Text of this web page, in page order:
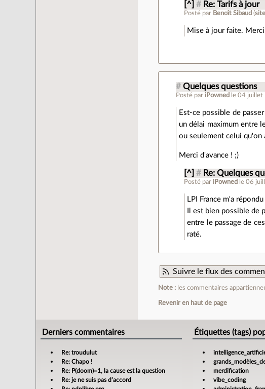
[^] # Re: Tarifs à jour
Posté par Benoît Sibaud (
Mise à jour faite.
# Quelques questions
Posté par iPowned le 04
Est-ce possible de
un délai maximum entre
ou seulement celui qu'on
Merci d'avance ! ;)
[^] # Re: Quelques
Posté par iPowned le 06
LPI France m'a
Il est bien possible de
entre le passage de
raté.
Suivre le flux des
Note : les commentaires
Revenir en haut de page
Derniers commentaires
Re: troudulut
Re: Chapo !
Re: P(doom)=1, la cause est la question
Re: je ne suis pas d’accord
Étiquettes (tags)
merdification
vibe_coding